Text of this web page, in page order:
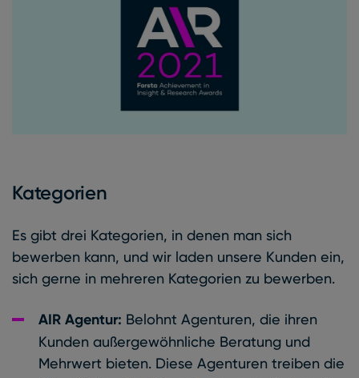
Kategorien
Es gibt drei Kategorien, in denen man sich
bewerben kann, und wir laden unsere Kunden ein,
sich gerne in mehreren Kategorien zu bewerben.
AIR Agentur: Belohnt Agenturen, die ihren
Kunden außergewöhnliche Beratung und
Mehrwert bieten. Diese Agenturen treiben die